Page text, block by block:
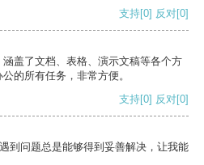
支持[0] 反对[0]
盖了文档、表格、演示文稿等各个方
的所有任务，非常方便。
支持[0] 反对[0]
到问题总是能够得到妥善解决，让我能